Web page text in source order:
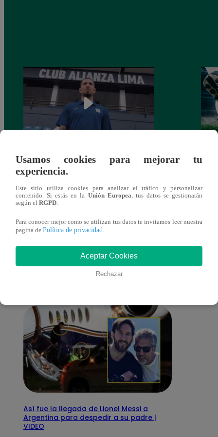
Alianza Lima: así anunció a Sergio Peña
como nuevo fichaje para el Torneo
También te puede
interesar
Así fue la llegada de Lionel Messi a
Argentina para despedir a su padre |
VIDEO
Usamos cookies para mejorar tu
experiencia.
Este sitio utiliza cookies para analizar el tráfico y personalizar
contenido. Si estás en la Unión Europea, tus datos se gestionarán
según el RGPD.
Para conocer mejor como se utilizan tus datos te invitamos leer nuestra
pagina de Política de privacidad.
Aceptar Cookies
Rechazar